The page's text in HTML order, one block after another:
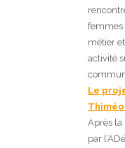
femmes
métier
activité
Le
Après la
par